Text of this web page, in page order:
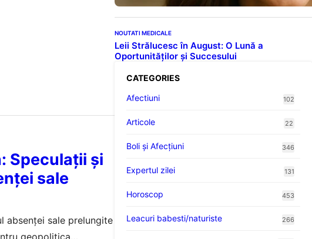
Speculații și
sale
absenței sale prelungite
geopolitica
NOUTATI MEDICALE
Leii Strălucesc în August: O Lună a
Oportunităților și Succesului
CATEGORIES
Afectiuni
102
Articole 22
Boli și Afecțiuni 346
Expertul zilei 131
Horoscop 453
Leacuri babesti/naturiste 266